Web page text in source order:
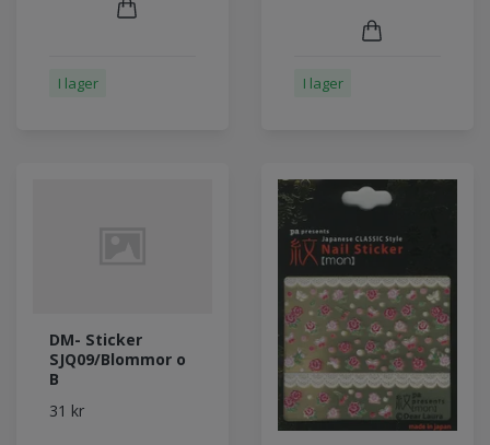
I lager I lager
DM- Sticker
SJQ09/Blommor o
B
31 kr